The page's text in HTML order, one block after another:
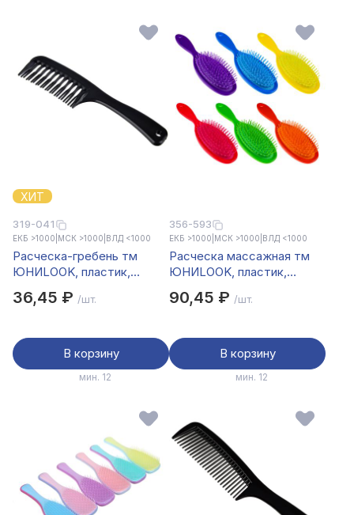
ХИТ
319-041
ЕКБ >1000 МСК >1000 ВЛД <1000
Расческа-гребень тм
ЮНИLOOK, пластик,
36,45 ₽ /шт.
В корзину
мин. 12
356-593
ЕКБ >1000 МСК >1000 ВЛД <1000
Расческа массажная тм
ЮНИLOOK, пластик,
90,45 ₽ /шт.
В корзину
мин. 12